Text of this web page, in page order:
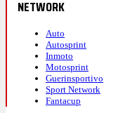
NETWORK
Auto
Autosprint
Inmoto
Motosprint
Guerinsportivo
Sport Network
Fantacup